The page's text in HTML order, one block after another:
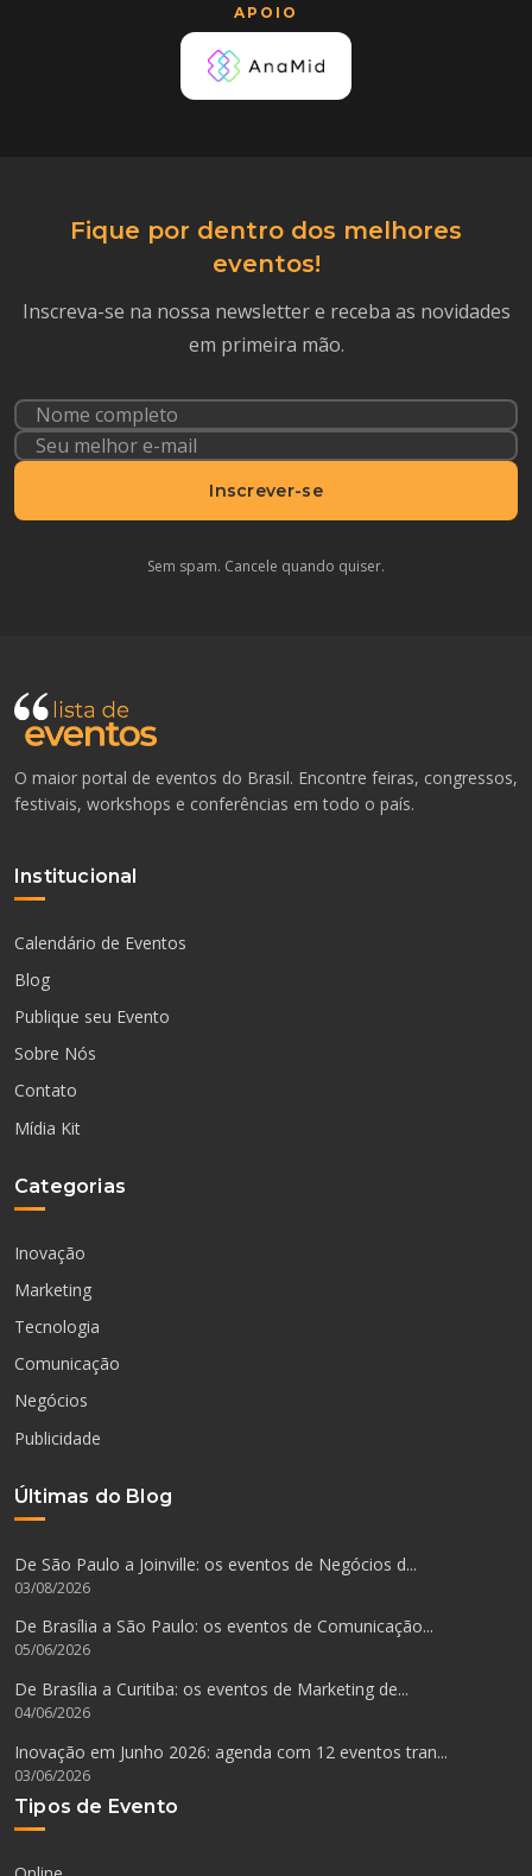
APOIO
Fique por dentro dos melhores
eventos!
Inscreva-se na nossa newsletter e receba as novidades
em primeira mão.
Inscrever-se
Sem spam. Cancele quando quiser.
O maior portal de eventos do Brasil. Encontre feiras, congressos,
festivais, workshops e conferências em todo o país.
Institucional
Calendário de Eventos
Blog
Publique seu Evento
Sobre Nós
Contato
Mídia Kit
Categorias
Inovação
Marketing
Tecnologia
Comunicação
Negócios
Publicidade
Últimas do Blog
De São Paulo a Joinville: os eventos de Negócios d...
03/08/2026
De Brasília a São Paulo: os eventos de Comunicação...
05/06/2026
De Brasília a Curitiba: os eventos de Marketing de...
04/06/2026
Inovação em Junho 2026: agenda com 12 eventos tran...
03/06/2026
Tipos de Evento